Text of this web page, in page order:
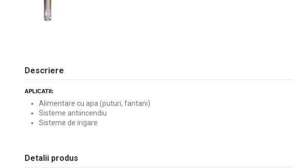
Descriere
APLICATII:
Alimentare cu apa (puturi, fantani)
Sisteme antiincendiu
Sisteme de irigare
Detalii produs